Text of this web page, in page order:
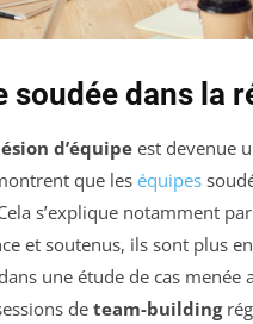
soudée dans la
d’équipe est devenue
que les équipes
s’explique notamment
et soutenus, ils sont plus
une étude de cas menée
de team-building